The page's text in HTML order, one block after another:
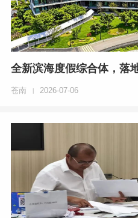
全新滨海度假综合体，落
苍南 | 2026-07-06